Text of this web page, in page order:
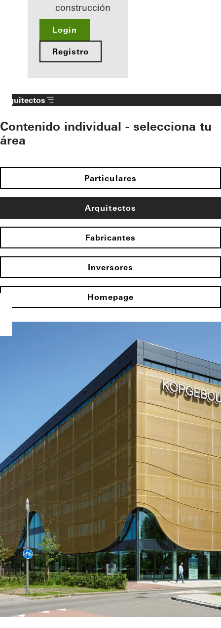
construcción
Login
Registro
Arquitectos
Contenido individual - selecciona tu
área
Particulares
Arquitectos
Fabricantes
Inversores
Homepage